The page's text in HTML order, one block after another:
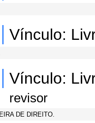
Vínculo:
Vínculo:
revisor
DE DIREITO.